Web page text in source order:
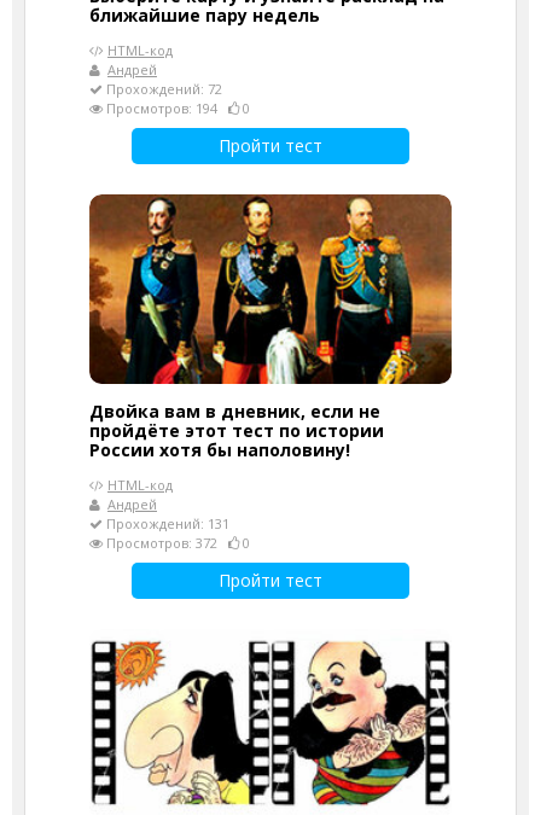
ближайшие пару недель
HTML-код
Андрей
Прохождений: 72
Просмотров: 194
0
Пройти тест
Двойка вам в дневник, если не
пройдёте этот тест по истории
России хотя бы наполовину!
HTML-код
Андрей
Прохождений: 131
Просмотров: 372
0
Пройти тест